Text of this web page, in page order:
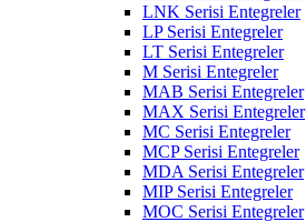
LNK Serisi Entegreler
LP Serisi Entegreler
LT Serisi Entegreler
M Serisi Entegreler
MAB Serisi Entegreler
MAX Serisi Entegreler
MC Serisi Entegreler
MCP Serisi Entegreler
MDA Serisi Entegreler
MIP Serisi Entegreler
MOC Serisi Entegreler